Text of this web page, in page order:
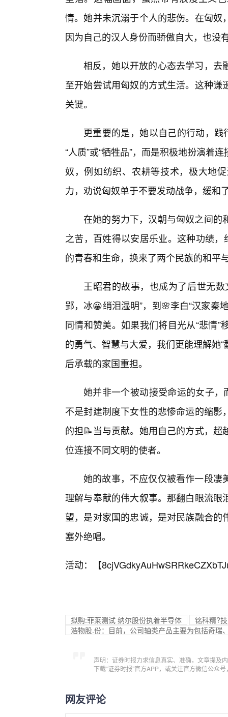
情。她并未沉溺于个人的悲伤。在匈
因为自己的汉人身份而骄傲自大，也没
相反，她以开放的心态去学习，去
至开始尝试用匈奴的方式生活。这种
关键。
更重要的是，她以自己的行动，践
“人质”或“牺牲品”，而是积极地扮演着
奴，例如纺织、农耕等技术，极大地
力，劝说匈奴单于不要发动战争，缓和
在她的努力下，汉朝与匈奴之间的
之苦，百姓得以安居乐业。这种功绩
的青春和生命，换来了两个民族的和平
王昭君的故事，也成为了后世无
郢，冰😀绡泪湿明”，到🌸李白“汉家秦
同情和赞美。如果我们将目光从“悲情
的勇气、智慧与大爱，我们更能理解她
后承载的家国重担。
她并非一个被动接受命运的女子，
不是封建制度下女性的悲惨命运的缩
的担📝当与贡献。她用自己的方式，
位连接不同文明的使者。
她的故事，不应仅仅被看作一段凄
理解与奉献的伟大叙事。那翻白眼流
望，是对家国的忠诚，是对民族融合
塞外绝唱。
活动：【
拟购:菲莱测试 纳尔股份执着半导体
铭科精?
浩物股.份：目前，公司轴类产品主要为包括奇瑞
声明：证券时报力求信息真实、准确，文章提及
下载“证券时报”官方APP，或关注官方微信公众
网友评论